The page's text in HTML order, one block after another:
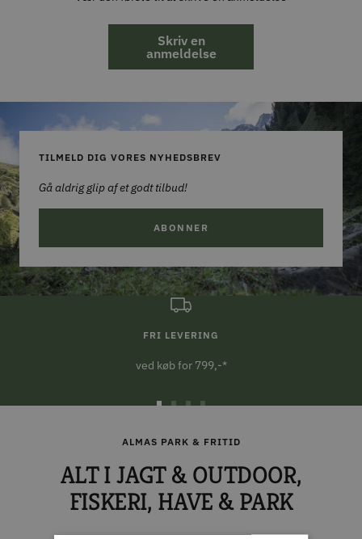
Skriv en
anmeldelse
TILMELD DIG VORES NYHEDSBREV
Gå aldrig glip af et godt tilbud!
ABONNER
FRI LEVERING
ved køb for 799,-*
1
2
4
ALMAS PARK & FRITID
ALT I JAGT & OUTDOOR,
FISKERI, HAVE & PARK